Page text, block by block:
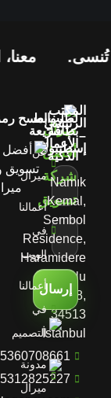
معنا،
المكتب
الرئيسي
إسطنبول
Namık
Kemal,
Sembol
Residence,
Haramidere
Yolu
D:No:28,
34513
İstanbul
لطلب
بطاقة
الأعمال
الذكية
إرسال
روابط
سريعة
عن
ميرال
أعمالنا
الويب
أعمالنا
في
التصميم
مدونة
ميرال
امسح رمز